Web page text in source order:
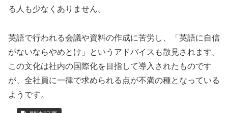
る人も少なくありません。
英語で行われる会議や資料の作成に苦労し、「英語に自信
がないならやめとけ」というアドバイスも散見されます。
この文化は社内の国際化を目指して導入されたものです
が、全社員に一律で求められる点が不満の種となっている
ようです。